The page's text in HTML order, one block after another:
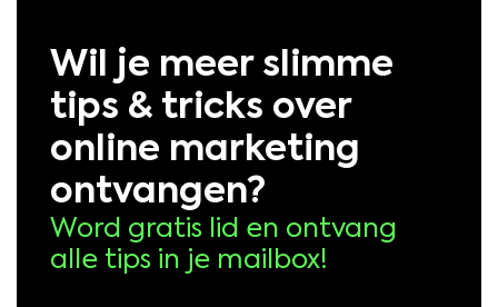
Wil je meer slimme
tips & tricks over
online marketing
ontvangen?
Word gratis lid en ontvang
alle tips in je mailbox!